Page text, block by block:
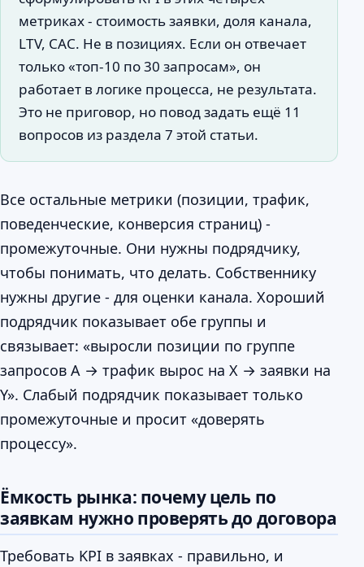
метриках - стоимость заявки, доля канала,
LTV, CAC. Не в позициях. Если он отвечает
только «топ-10 по 30 запросам», он
работает в логике процесса, не результата.
Это не приговор, но повод задать ещё 11
вопросов из раздела 7 этой статьи.
Все остальные метрики (позиции, трафик,
поведенческие, конверсия страниц) -
промежуточные. Они нужны подрядчику,
чтобы понимать, что делать. Собственнику
нужны другие - для оценки канала. Хороший
подрядчик показывает обе группы и
связывает: «выросли позиции по группе
запросов А → трафик вырос на X → заявки на
Y». Слабый подрядчик показывает только
промежуточные и просит «доверять
процессу».
Ёмкость рынка: почему цель по
заявкам нужно проверять до договора
Требовать KPI в заявках - правильно, и